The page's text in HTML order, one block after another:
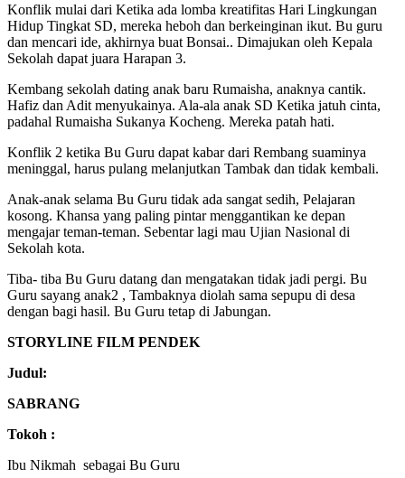
Konflik mulai dari Ketika ada lomba kreatifitas Hari Lingkungan
Hidup Tingkat SD, mereka heboh dan berkeinginan ikut. Bu guru
dan mencari ide, akhirnya buat Bonsai.. Dimajukan oleh Kepala
Sekolah dapat juara Harapan 3.
Kembang sekolah dating anak baru Rumaisha, anaknya cantik.
Hafiz dan Adit menyukainya. Ala-ala anak SD Ketika jatuh cinta,
padahal Rumaisha Sukanya Kocheng. Mereka patah hati.
Konflik 2 ketika Bu Guru dapat kabar dari Rembang suaminya
meninggal, harus pulang melanjutkan Tambak dan tidak kembali.
Anak-anak selama Bu Guru tidak ada sangat sedih, Pelajaran
kosong. Khansa yang paling pintar menggantikan ke depan
mengajar teman-teman. Sebentar lagi mau Ujian Nasional di
Sekolah kota.
Tiba- tiba Bu Guru datang dan mengatakan tidak jadi pergi. Bu
Guru sayang anak2 , Tambaknya diolah sama sepupu di desa
dengan bagi hasil. Bu Guru tetap di Jabungan.
STORYLINE FILM PENDEK
Judul:
SABRANG
Tokoh :
Ibu Nikmah sebagai Bu Guru